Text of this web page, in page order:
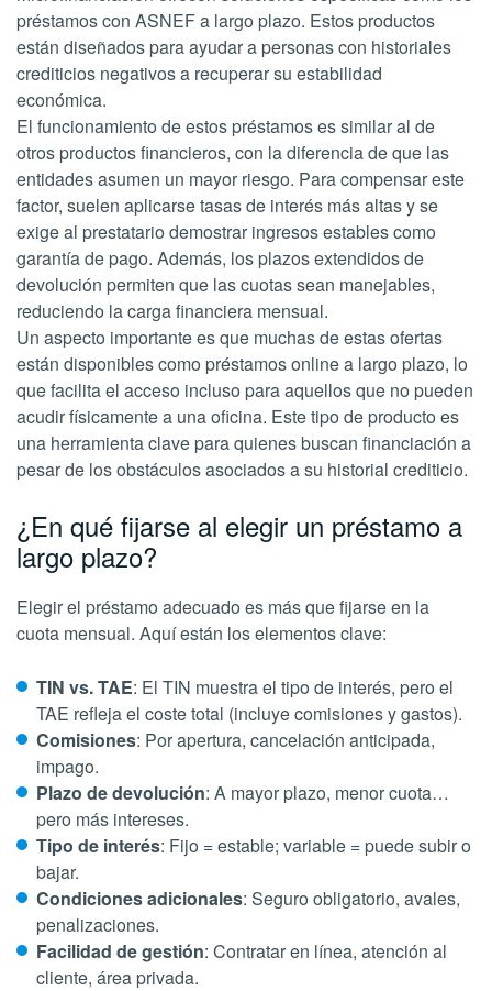
préstamos con ASNEF a largo plazo. Estos productos
están diseñados para ayudar a personas con historiales
crediticios negativos a recuperar su estabilidad
económica.
El funcionamiento de estos préstamos es similar al de
otros productos financieros, con la diferencia de que las
entidades asumen un mayor riesgo. Para compensar este
factor, suelen aplicarse tasas de interés más altas y se
exige al prestatario demostrar ingresos estables como
garantía de pago. Además, los plazos extendidos de
devolución permiten que las cuotas sean manejables,
reduciendo la carga financiera mensual.
Un aspecto importante es que muchas de estas ofertas
están disponibles como préstamos online a largo plazo, lo
que facilita el acceso incluso para aquellos que no pueden
acudir físicamente a una oficina. Este tipo de producto es
una herramienta clave para quienes buscan financiación a
pesar de los obstáculos asociados a su historial crediticio.
¿En qué fijarse al elegir un préstamo a
largo plazo?
Elegir el préstamo adecuado es más que fijarse en la
cuota mensual. Aquí están los elementos clave:
TIN vs. TAE: El TIN muestra el tipo de interés, pero el
TAE refleja el coste total (incluye comisiones y gastos).
Comisiones: Por apertura, cancelación anticipada,
impago.
Plazo de devolución: A mayor plazo, menor cuota…
pero más intereses.
Tipo de interés: Fijo = estable; variable = puede subir o
bajar.
Condiciones adicionales: Seguro obligatorio, avales,
penalizaciones.
Facilidad de gestión: Contratar en línea, atención al
cliente, área privada.